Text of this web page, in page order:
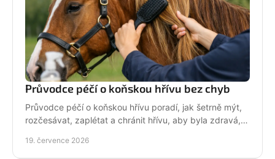
Průvodce péčí o koňskou hřívu bez chyb
Průvodce péčí o koňskou hřívu poradí, jak šetrně mýt,
rozčesávat, zaplétat a chránit hřívu, aby byla zdravá,
19. července 2026